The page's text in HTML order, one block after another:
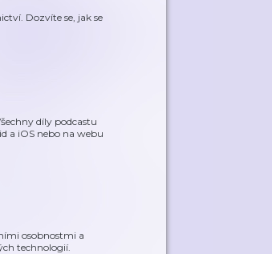
Dozvíte se, jak se
díly podcastu
a iOS nebo na webu
osobnostmi a
technologií.